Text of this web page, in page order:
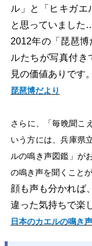
ル」と「ヒキガエ
と思っていました
2012年の「琵琶
ルたちが写真付き
見の価値ありです。
琵琶博だより
さらに、「毎晩聞こ
いう方には、兵庫県
ルの鳴き声図鑑」が
の鳴き声を聞くことが
顔も声も分かれば
違った気持ちで楽
日本のカエルの鳴き